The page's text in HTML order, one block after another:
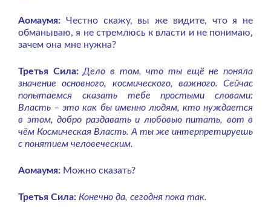
Аомаумя: Честно скажу, вы же видите, что я не
обманываю, я не стремлюсь к власти и не понимаю,
зачем она мне нужна?
Третья Сила: Дело в том, что ты ещё не поняла
значение основного, космического, важного. Сейчас
попытаемся сказать тебе простыми словами:
Власть – это как бы именно людям, кто нуждается
в этом, добро раздавать и любовью питать, вот в
чём Космическая Власть. А ты же интерпретируешь
с понятием человеческим.
Аомаумя: Можно сказать?
Третья Сила: Конечно да, сегодня пока так.